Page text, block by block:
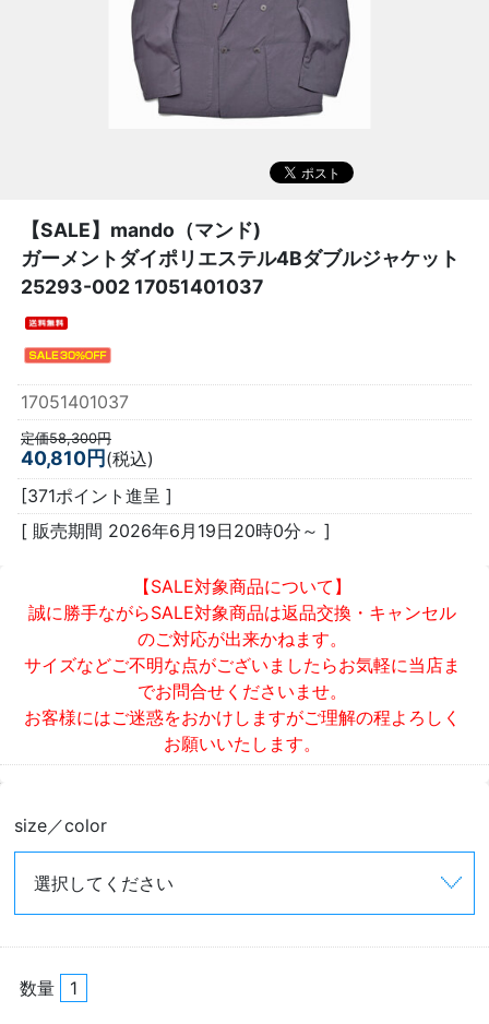
【SALE】 mando（マンド)
ガーメントダイポリエステル4Bダブルジャケット
25293-002 17051401037
17051401037
定価58,300円
40,810円 (税込)
[371ポイント進呈 ]
[ 販売期間 2026年6月19日20時0分 ～ ]
【SALE対象商品について】
誠に勝手ながらSALE対象商品は返品交換・キャンセル
のご対応が出来かねます。
サイズなどご不明な点がございましたらお気軽に当店ま
でお問合せくださいませ。
お客様にはご迷惑をおかけしますがご理解の程よろしく
お願いいたします。
size／color
数量